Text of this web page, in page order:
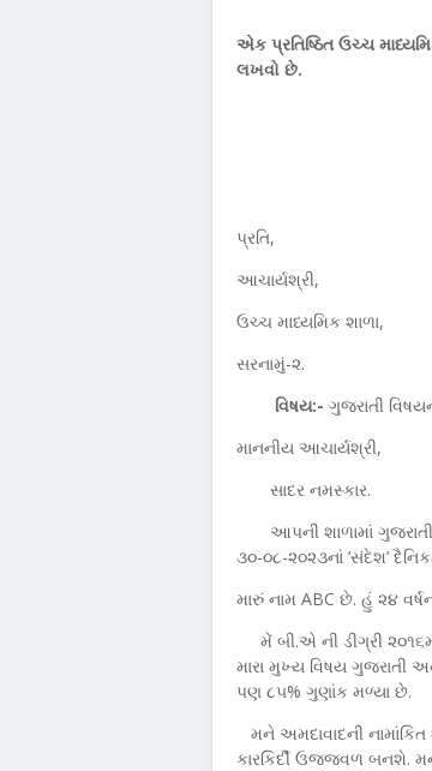
એક પ્રતિષ્ઠિત ઉચ્ચ
લખવો છે.
પ્રતિ,
આચાર્યશ્રી,
ઉચ્ચ માધ્યમિક શાળા,
સરનામું-૨.
વિષય:- ગુજરાતી
માનનીય આચાર્યશ્રી,
સાદર નમસ્કાર.
આપની શાળામાં
૩૦-૦૮-૨૦૨૩નાં ‘સંદેશ’
મારું નામ ABC છે. હું ૨૪
મેં બી.એ ની ડીગ્રી
મારા મુખ્ય વિષય ગુજરાતી
પણ ૮૫% ગુણાંક મળ્યા છે.
મને અમદાવાદની
કારકિર્દી ઉજ્જવળ બનશે.